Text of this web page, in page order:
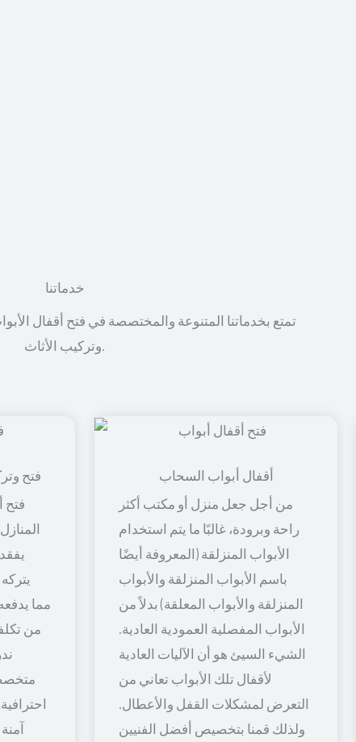
خدماتنا
تمتع بخدماتنا المتنوعة والمختصصة في فتح أقفال
وتركيب الأثاث.
فتح
فتح
مما
من
أقفال أبواب السحاب
من أجل جعل منزل أو مكتب أكثر
راحة وبرودة، غالبًا ما يتم استخدام
الأبواب المنزلقة (المعروفة أيضًا
باسم الأبواب المنزلقة والأبواب
المنزلقة والأبواب المعلقة) بدلاً من
الأبواب المفصلية العمودية العادية.
الشيء السيئ هو أن الآليات العادية
لأقفال تلك الأبواب تعاني من
التعرض لمشكلات القفل والأعطال.
ولذلك قمنا بتخصيص أفضل الفنيين